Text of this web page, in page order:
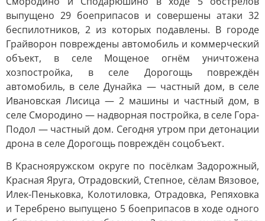
выпущено 29 боеприпасов и совершены атаки 32
беспилотников, 2 из которых подавлены. В городе
Грайворон повреждены автомобиль и коммерческий
объект, в селе Мощеное огнём уничтожена
хозпостройка, в селе Дорогощь повреждён
автомобиль, в селе Дунайка — частный дом, в селе
Ивановская Лисица — 2 машины и частный дом, в
селе Смородино — надворная постройка, в селе Гора-
Подол — частный дом. Сегодня утром при детонации
дрона в селе Дорогощь повреждён соцобъект.
В Краснояружском округе по посёлкам Задорожный,
Красная Яруга, Отрадовский, Степное, сёлам Вязовое,
Илек-Пеньковка, Колотиловка, Отрадовка, Репяховка
и Теребрено выпущено 5 боеприпасов в ходе одного